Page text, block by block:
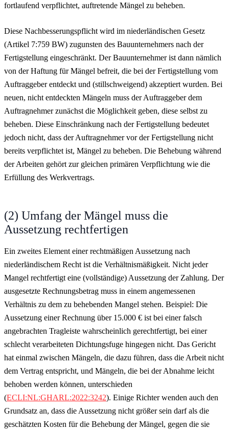
fortlaufend verpflichtet, auftretende Mängel zu beheben.
Diese Nachbesserungspflicht wird im niederländischen Gesetz
(Artikel 7:759 BW) zugunsten des Bauunternehmers nach der
Fertigstellung eingeschränkt. Der Bauunternehmer ist dann nämlich
von der Haftung für Mängel befreit, die bei der Fertigstellung vom
Auftraggeber entdeckt und (stillschweigend) akzeptiert wurden. Bei
neuen, nicht entdeckten Mängeln muss der Auftraggeber dem
Auftragnehmer zunächst die Möglichkeit geben, diese selbst zu
beheben. Diese Einschränkung nach der Fertigstellung bedeutet
jedoch nicht, dass der Auftragnehmer vor der Fertigstellung nicht
bereits verpflichtet ist, Mängel zu beheben. Die Behebung während
der Arbeiten gehört zur gleichen primären Verpflichtung wie die
Erfüllung des Werkvertrags.
(2) Umfang der Mängel muss die
Aussetzung rechtfertigen
Ein zweites Element einer rechtmäßigen Aussetzung nach
niederländischem Recht ist die Verhältnismäßigkeit. Nicht jeder
Mangel rechtfertigt eine (vollständige) Aussetzung der Zahlung. Der
ausgesetzte Rechnungsbetrag muss in einem angemessenen
Verhältnis zu dem zu behebenden Mangel stehen. Beispiel: Die
Aussetzung einer Rechnung über 15.000 € ist bei einer falsch
angebrachten Tragleiste wahrscheinlich gerechtfertigt, bei einer
schlecht verarbeiteten Dichtungsfuge hingegen nicht. Das Gericht
hat einmal zwischen Mängeln, die dazu führen, dass die Arbeit nicht
dem Vertrag entspricht, und Mängeln, die bei der Abnahme leicht
behoben werden können, unterschieden
(ECLI:NL:GHARL:2022:3242). Einige Richter wenden auch den
Grundsatz an, dass die Aussetzung nicht größer sein darf als die
geschätzten Kosten für die Behebung der Mängel, gegen die sie